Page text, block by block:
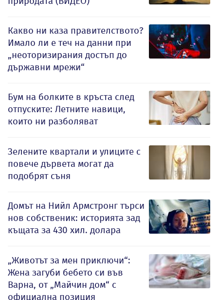
Какво ни каза правителството?
Имало ли е теч на данни при
„неоторизирания достъп до
държавни мрежи“
Бум на болките в кръста след
отпуските: Летните навици,
които ни разболяват
Зелените квартали и улиците с
повече дървета могат да
подобрят съня
Домът на Нийл Армстронг търси
нов собственик: историята зад
къщата за 430 хил. долара
„Животът за мен приключи“:
Жена загуби бебето си във
Варна, от „Майчин дом“ с
официална позиция